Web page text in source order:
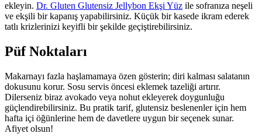
ekleyin. Dr. Gluten Glutensiz Jellybon Ekşi Yüz ile sofranıza neşeli
ve ekşili bir kapanış yapabilirsiniz. Küçük bir kasede ikram ederek
tatlı krizlerinizi keyifli bir şekilde geçiştirebilirsiniz.
Püf Noktaları
Makarnayı fazla haşlamamaya özen gösterin; diri kalması salatanın
dokusunu korur. Sosu servis öncesi eklemek tazeliği artırır.
Dilerseniz biraz avokado veya nohut ekleyerek doygunluğu
güçlendirebilirsiniz. Bu pratik tarif, glutensiz beslenenler için hem
hafta içi öğünlerine hem de davetlere uygun bir seçenek sunar.
Afiyet olsun!